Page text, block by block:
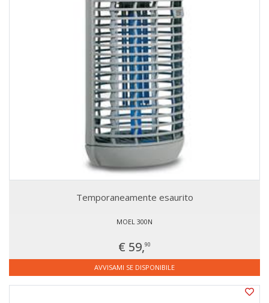
Temporaneamente esaurito
MOEL 300N
€ 59,90
AVVISAMI SE DISPONIBILE